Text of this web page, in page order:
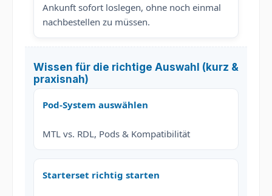
Ankunft sofort loslegen, ohne noch einmal
nachbestellen zu müssen.
Wissen für die richtige Auswahl (kurz &
praxisnah)
Pod-System auswählen
MTL vs. RDL, Pods & Kompatibilität
Starterset richtig starten